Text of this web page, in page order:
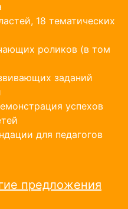
18 тематических
роликов (в том
заданий
успехов
для педагогов
предложения